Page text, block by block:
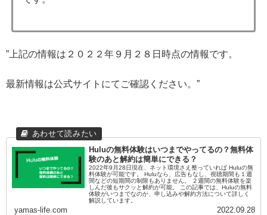
”上記の情報は２０２２年９月２８日時点の情報です。
最新情報は公式サイトにてご確認ください。”
Huluの無料体験はいつまでやってるの？無料体
験のあと解約は簡単にできる？
2022年9月28日現在、ネット環境さえ整っていれば Huluの無
料体験が可能です。 Huluなら、広告もなし、視聴期間も１週
間などの短期間の制限もありません。 ２週間の無料体験を楽
しんだ後もサクッと解約が可能。 この記事では、Huluの無料
体験がいつまでなのか、申し込みや解約方法について詳しく
解説しています。
yamas-life.com 2022.09.28